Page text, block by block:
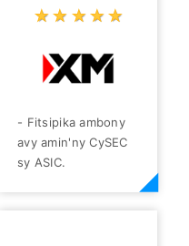
☆ ☆ ☆ ☆ ☆
★ ★ ★ ★ ★
- Fitsipika ambony
avy amin'ny CySEC
sy ASIC.